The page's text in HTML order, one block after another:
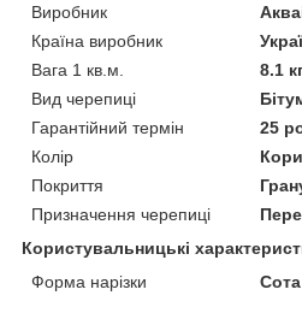
Виробник
Країна виробник
Вага 1 кв.м.
8.1
Вид черепиці
Гарантійний термін
25
Колір
Покриття
Призначення черепиці
Користувальницькі
Форма нарізки
Сота